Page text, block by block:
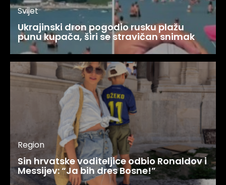
Svijet
Ukrajinski dron pogodio rusku plažu
punu kupača, širi se stravičan snimak
Region
Sin hrvatske voditeljice odbio Ronaldov i
Messijev: “Ja bih dres Bosne!”